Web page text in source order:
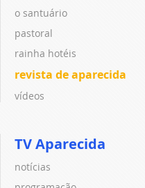
o santuário
pastoral
rainha hotéis
revista de aparecida
vídeos
TV Aparecida
notícias